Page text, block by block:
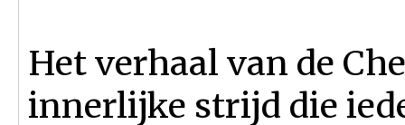
Het verhaal van de
innerlijke strijd die